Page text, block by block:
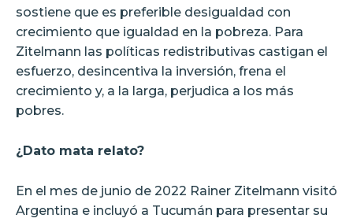
sostiene que es preferible desigualdad con
crecimiento que igualdad en la pobreza. Para
Zitelmann las políticas redistributivas castigan el
esfuerzo, desincentiva la inversión, frena el
crecimiento y, a la larga, perjudica a los más
pobres.
¿Dato mata relato?
En el mes de junio de 2022 Rainer Zitelmann visitó
Argentina e incluyó a Tucumán para presentar su